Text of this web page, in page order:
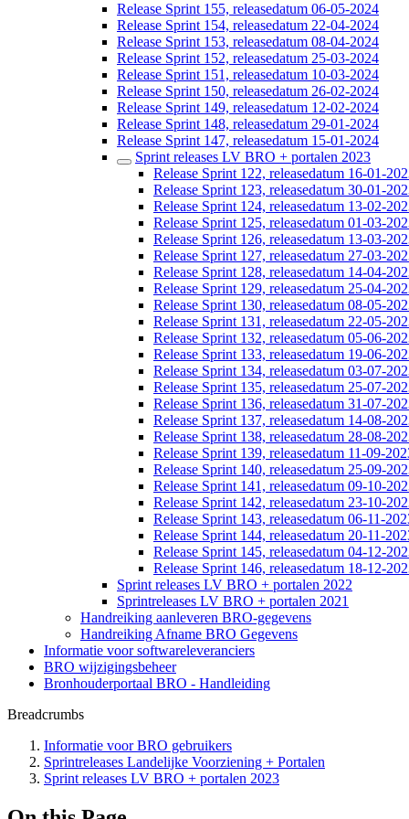
Release Sprint 155, releasedatum 06-05-2024
Release Sprint 154, releasedatum 22-04-2024
Release Sprint 153, releasedatum 08-04-2024
Release Sprint 152, releasedatum 25-03-2024
Release Sprint 151, releasedatum 10-03-2024
Release Sprint 150, releasedatum 26-02-2024
Release Sprint 149, releasedatum 12-02-2024
Release Sprint 148, releasedatum 29-01-2024
Release Sprint 147, releasedatum 15-01-2024
Sprint releases LV BRO + portalen 2023
Release Sprint 122, releasedatum 16-01-
Release Sprint 123, releasedatum 30-01-
Release Sprint 124, releasedatum 13-02-
Release Sprint 125, releasedatum 01-03-
Release Sprint 126, releasedatum 13-03-
Release Sprint 127, releasedatum 27-03-
Release Sprint 128, releasedatum 14-04-
Release Sprint 129, releasedatum 25-04-
Release Sprint 130, releasedatum 08-05-
Release Sprint 131, releasedatum 22-05-
Release Sprint 132, releasedatum 05-06-
Release Sprint 133, releasedatum 19-06-
Release Sprint 134, releasedatum 03-07-
Release Sprint 135, releasedatum 25-07-
Release Sprint 136, releasedatum 31-07-
Release Sprint 137, releasedatum 14-08-
Release Sprint 138, releasedatum 28-08-
Release Sprint 139, releasedatum 11-09-
Release Sprint 140, releasedatum 25-09-
Release Sprint 141, releasedatum 09-10-
Release Sprint 142, releasedatum 23-10-
Release Sprint 143, releasedatum 06-11-
Release Sprint 144, releasedatum 20-11-
Release Sprint 145, releasedatum 04-12-
Release Sprint 146, releasedatum 18-12-
Sprint releases LV BRO + portalen 2022
Sprintreleases LV BRO + portalen 2021
Handreiking aanleveren BRO-gegevens
Handreiking Afname BRO Gegevens
Informatie voor softwareleveranciers
BRO wijzigingsbeheer
Bronhouderportaal BRO - Handleiding
Breadcrumbs
Informatie voor BRO gebruikers
Sprintreleases Landelijke Voorziening + Portalen
Sprint releases LV BRO + portalen 2023